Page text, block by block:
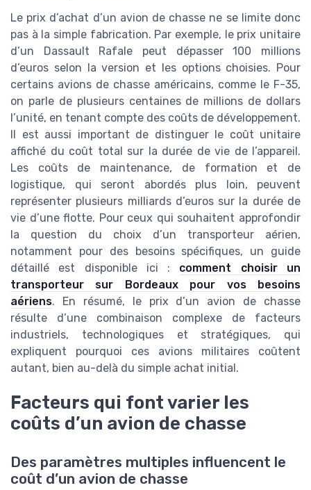
Le prix d’achat d’un avion de chasse ne se limite donc
pas à la simple fabrication. Par exemple, le prix unitaire
d’un Dassault Rafale peut dépasser 100 millions
d’euros selon la version et les options choisies. Pour
certains avions de chasse américains, comme le F-35,
on parle de plusieurs centaines de millions de dollars
l’unité, en tenant compte des coûts de développement.
Il est aussi important de distinguer le coût unitaire
affiché du coût total sur la durée de vie de l’appareil.
Les coûts de maintenance, de formation et de
logistique, qui seront abordés plus loin, peuvent
représenter plusieurs milliards d’euros sur la durée de
vie d’une flotte. Pour ceux qui souhaitent approfondir
la question du choix d’un transporteur aérien,
notamment pour des besoins spécifiques, un guide
détaillé est disponible ici : comment choisir un
transporteur sur Bordeaux pour vos besoins
aériens. En résumé, le prix d’un avion de chasse
résulte d’une combinaison complexe de facteurs
industriels, technologiques et stratégiques, qui
expliquent pourquoi ces avions militaires coûtent
autant, bien au-delà du simple achat initial.
Facteurs qui font varier les
coûts d’un avion de chasse
Des paramètres multiples influencent le
coût d’un avion de chasse